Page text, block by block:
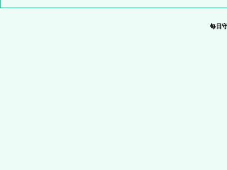
每日